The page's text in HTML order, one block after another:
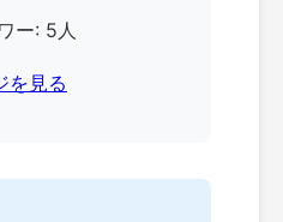
ー: 5人
を見る